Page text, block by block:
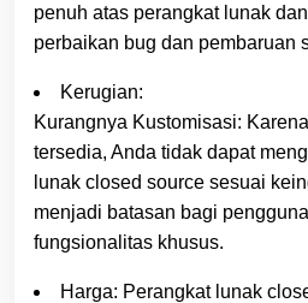
penuh atas perangkat lunak
perbaikan bug dan pembaruan
Kerugian:
Kurangnya Kustomisasi:
tersedia, Anda tidak dapat
lunak closed source sesuai
menjadi batasan bagi
fungsionalitas khusus.
Harga: Perangkat lunak